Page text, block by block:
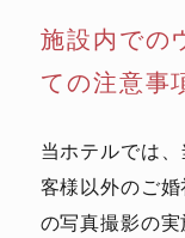
施設内での
ての注意事
当ホテルでは
客様以外のご
の写真撮影の